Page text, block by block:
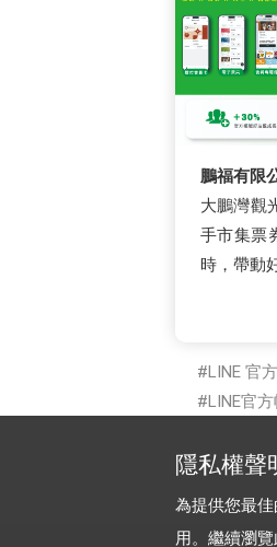
鵬福有限
大鵬灣觀
手市集票
時，帶動
LINE 官
LINE官
隱私權聲
為提供您最
用。繼續瀏